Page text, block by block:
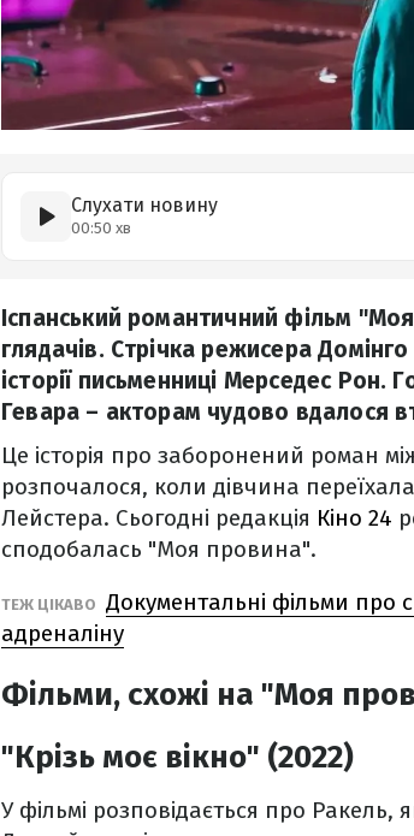
Слухати новину
00:50 хв
Іспанський романтичний фільм
глядачів. Стрічка режисера
історії письменниці Мерседес Рон.
Гевара – акторам чудово вдалося
Це історія про заборонений роман
розпочалося, коли дівчина
Лейстера. Сьогодні редакція Кіно 24
сподобалась "Моя провина".
ТЕЖ ЦІКАВО Документальні фільми про
адреналіну
Фільми, схожі на "Моя
"Крізь моє вікно" (2022)
У фільмі розповідається про Ракель,